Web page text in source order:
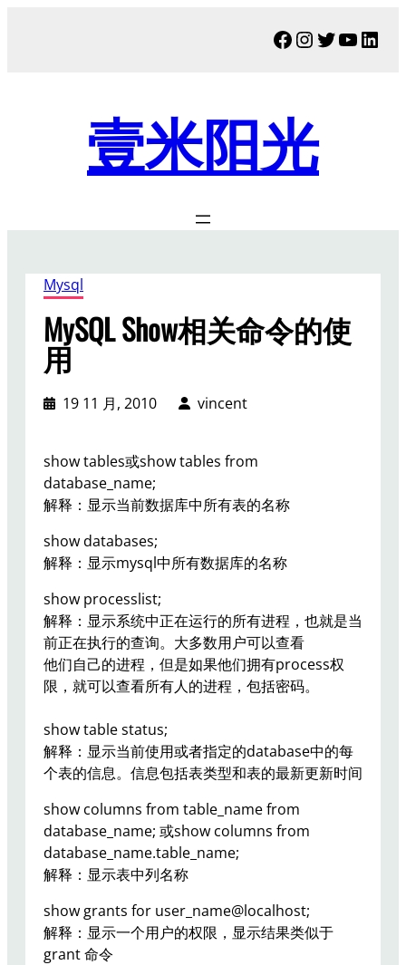
Facebook
Instagram
Twitter
壹米阳光
Mysql
MySQL Show相关命令的使
用
19 11 月, 2010 vincent
show tables或show tables from
database_name;
解释：显示当前数据库中所有表的名称
show databases;
解释：显示mysql中所有数据库的名称
show processlist;
解释：显示系统中正在运行的所有进程，也就是当
前正在执行的查询。大多数用户可以查看
他们自己的进程，但是如果他们拥有process权
限，就可以查看所有人的进程，包括密码。
show table status;
解释：显示当前使用或者指定的database中的每
个表的信息。信息包括表类型和表的最新更新时间
show columns from table_name from
database_name; 或show columns from
database_name.table_name;
解释：显示表中列名称
show grants for user_name@localhost;
解释：显示一个用户的权限，显示结果类似于
grant 命令